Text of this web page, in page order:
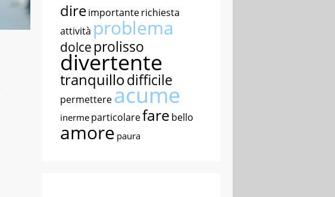
direimportanterichiesta
attività problema
dolce prolisso
divertente
tranquillodifficile
permettereacume
inerme particolarefare bello
amore paura